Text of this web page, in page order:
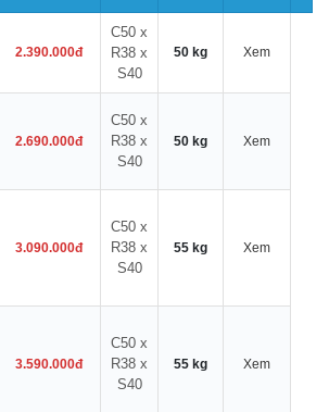
2.390.000đ
C50 x
R38 x
S40
50 kg Xem
2.690.000đ
C50 x
R38 x
S40
50 kg Xem
3.090.000đ
C50 x
R38 x
S40
55 kg Xem
3.590.000đ
C50 x
R38 x
S40
55 kg Xem